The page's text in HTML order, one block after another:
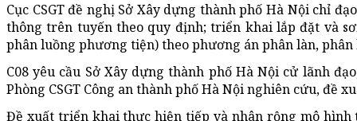
Cục CSGT đề nghị Sở Xây dựng thành phố Hà Nội chỉ
thông trên tuyến theo quy định; triển khai lắp đặt và
phân luồng phương tiện) theo phương án phân làn,
C08 yêu cầu Sở Xây dựng thành phố Hà Nội cử lãnh
Phòng CSGT Công an thành phố Hà Nội nghiên cứu, đề
Đề xuất triển khai thực hiện tiếp và nhân rộng mô